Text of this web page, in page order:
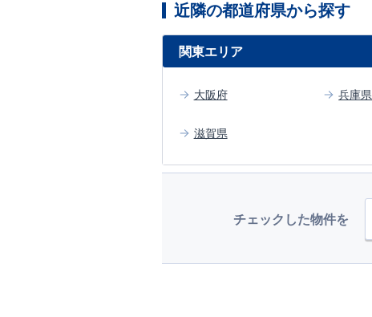
近隣の都道府県から探す
関東エリア
大阪府 兵庫県
滋賀県
チェックした物件を